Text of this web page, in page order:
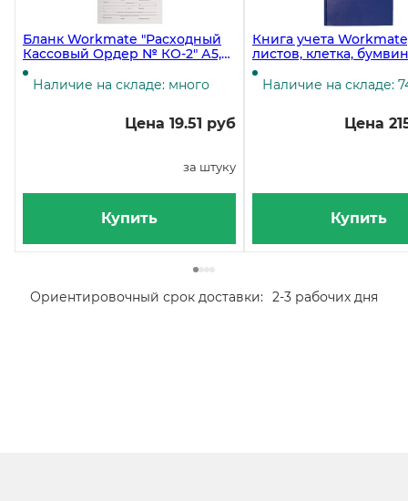
Бланк Workmate "Расходный
Кассовый Ордер № КО-2" А5,
газетка, 100 экземпляров
Наличие на складе: много
Цена 19.51 руб
за штуку
Купить
Книга учета
листов, клетка,
офсетный, синяя
Наличие на складе:
Цена
Купить
Ориентировочный срок доставки: 2-3 рабочих дня